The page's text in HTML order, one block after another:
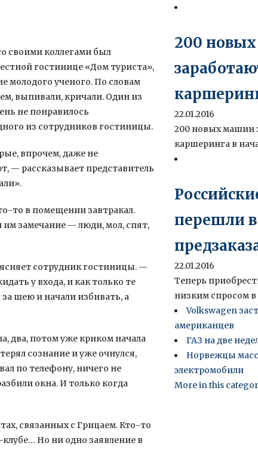
своими коллегами был
гостинице «Дом туриста»,
молодого ученого. По словам
выпивали, кричали. Один из
не понравилось
из сотрудников гостиницы.
впрочем, даже не
— рассказывает представитель
то в помещении завтракал.
им замечание — люди, мол, спят,
сотрудник гостиницы. —
у входа, и как только те
шею и начали избивать, а
два, потом уже криком начала
сознание и уже очнулся,
по телефону, ничего не
окна. И только когда
связанных с Грицаем. Кто-то
Но ни одно заявление в
200
22.01.2016
200 новых машин
каршеринга в
перешли
22.01.2016
Теперь
низким спросом
Volkswagen
американцев
ГАЗ на две
Норвежцы
электромобили
More in this